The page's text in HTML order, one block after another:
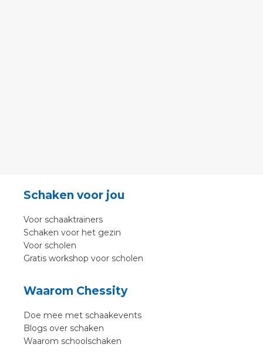
Schaken voor jou
Voor schaaktrainers
Schaken voor het gezin
Voor scholen
Gratis workshop voor scholen
Waarom Chessity
Doe mee met schaakevents
Blogs over schaken
Waarom schoolschaken